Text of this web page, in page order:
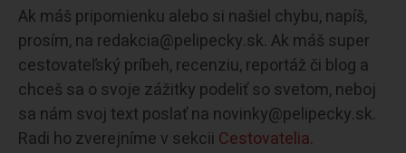
Ak máš pripomienku alebo si našiel chybu, napíš,
prosím, na redakcia@pelipecky.sk. Ak máš super
cestovateľský príbeh, recenziu, reportáž či blog a
chceš sa o svoje zážitky podeliť so svetom, neboj
sa nám svoj text poslať na novinky@pelipecky.sk.
Radi ho zverejníme v sekcii Cestovatelia.